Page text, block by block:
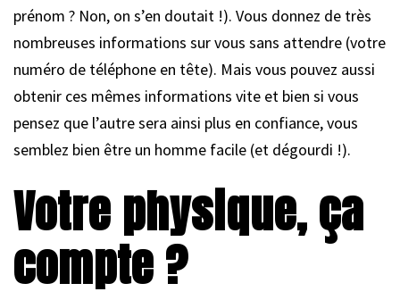
prénom ? Non, on s’en doutait !). Vous donnez de très
nombreuses informations sur vous sans attendre (votre
numéro de téléphone en tête). Mais vous pouvez aussi
obtenir ces mêmes informations vite et bien si vous
pensez que l’autre sera ainsi plus en confiance, vous
semblez bien être un homme facile (et dégourdi !).
Votre physique, ça
compte ?